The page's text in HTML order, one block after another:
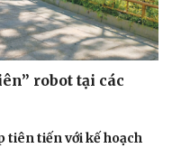
robot tại các
tiên tiến với kế hoạch